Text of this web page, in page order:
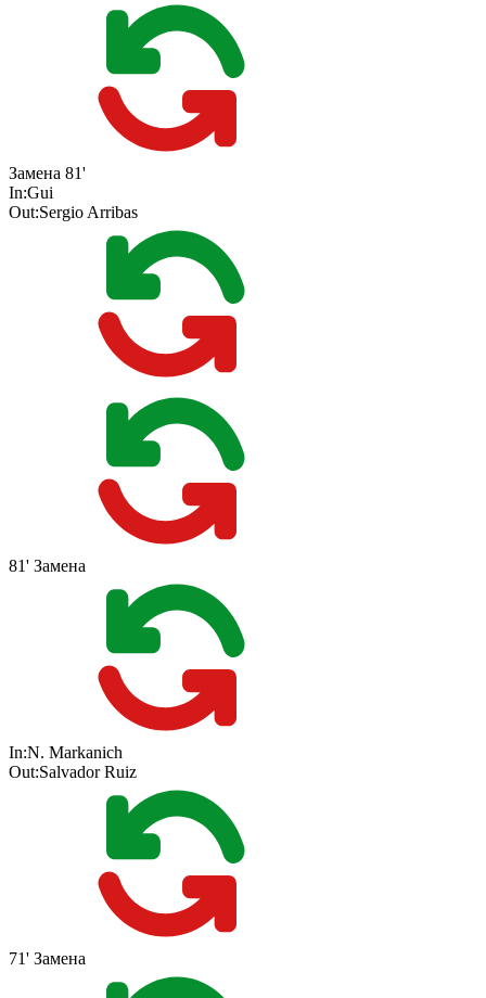
Замена 81'
In:Gui
Out:Sergio Arribas
81' Замена
In:N. Markanich
Out:Salvador Ruiz
71' Замена